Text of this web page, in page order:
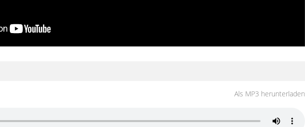
Als MP3 herunterladen